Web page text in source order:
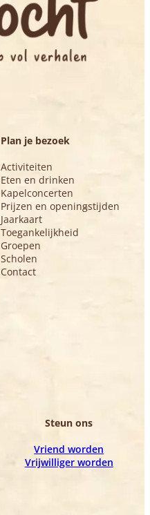
Plan je bezoek
Activiteiten
Eten en drinken
Kapelconcerten
Prijzen en openingstijden
Jaarkaart
Toegankelijkheid
Groepen
Scholen
Contact
Steun ons
Vriend worden
Vrijwilliger worden